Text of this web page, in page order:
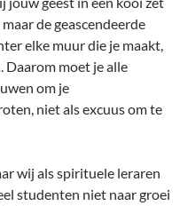
de geascendeerde
elke muur die je maakt,
Daarom moet je alle
om je
niet als excuus om te
wij als spirituele leraren
studenten niet naar groei